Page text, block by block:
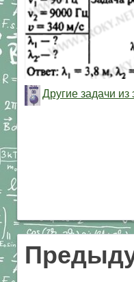
Другие задачи из